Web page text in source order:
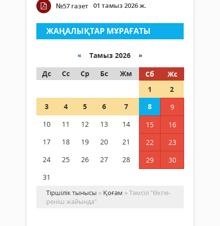
№57 газет 01 тамыз 2026 ж.
ЖАҢАЛЫҚТАР МҰРАҒАТЫ
« Тамыз 2026 »
Дс
Сс Ср Бс Жм Сб
Жс
1
2
3
4 5 6 7 8
9
10
11 12 13 14 15
16
17
18 19 20 21 22
23
24
25 26 27 28 29
30
31
Тіршілік тынысы » Қоғам » Тәмсіл "Өкпе-
реніш жайында"